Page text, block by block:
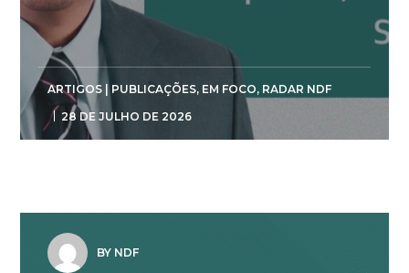
ARTIGOS | PUBLICAÇÕES, EM FOCO, RADAR NDF
28 DE JULHO DE 2026
BY NDF